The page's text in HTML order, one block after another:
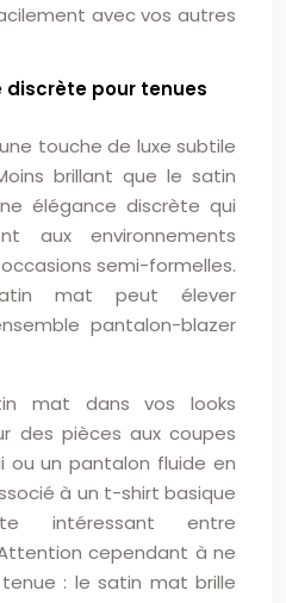
avec vos autres
pour tenues
touche de luxe subtile
brillant que le satin
élégance discrète qui
aux environnements
semi-formelles.
mat peut élever
pantalon-blazer
mat dans vos looks
des pièces aux coupes
ou un pantalon fluide en
à un t-shirt basique
intéressant entre
cependant à ne
: le satin mat brille